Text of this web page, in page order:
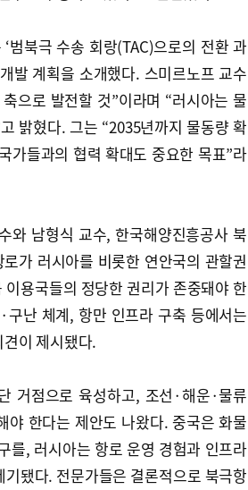
범북극 수송 회랑(TAC)으로의 전환 과
발 계획을 소개했다. 스미르노프 교수
으로 발전할 것”이라며 “러시아는 물
밝혔다. 그는 “2035년까지 물동량 확
가들과의 협력 확대도 중요한 목표”라
와 남형식 교수, 한국해양진흥공사 북
가 러시아를 비롯한 연안국의 관할권
용국들의 정당한 권리가 존중돼야 한
난 체계, 항만 인프라 구축 등에서는
이 제시됐다.
거점으로 육성하고, 조선·해운·물류
야 한다는 제안도 나왔다. 중국은 화물
를, 러시아는 항로 운영 경험과 인프라
됐다. 전문가들은 결론적으로 북극항